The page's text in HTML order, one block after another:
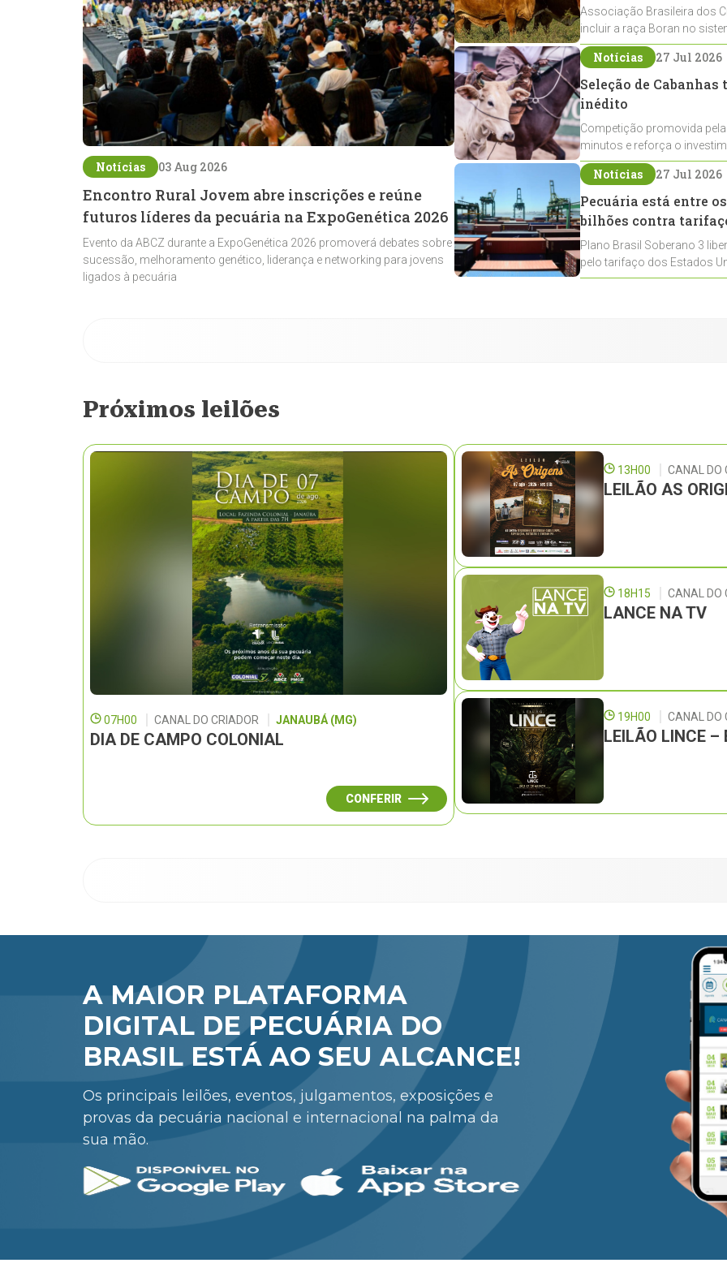
Notícias 03 Aug 2026
Encontro Rural Jovem abre inscrições e reúne
futuros líderes da pecuária na ExpoGenética 2026
Evento da ABCZ durante a ExpoGenética 2026 promoverá debates sobre
sucessão, melhoramento genético, liderança e networking para jovens
ligados à pecuária
Associação Brasileira dos
incluir a raça Boran no
expansão na pecuária
Notícias 27 Jul 2026
Seleção de
inédito
Competição promovida
minutos e reforça o
Crioulos voltados ao laço
Notícias 27 Jul 2026
Pecuária está entre
bilhões contra
Plano Brasil Soberano 3
pelo tarifaço dos Estados
contemplados
Próximos leilões
07H00 CANAL DO CRIADOR JANAUBÁ (MG)
DIA DE CAMPO COLONIAL
CONFERIR
13H00 CANAL DO
LEILÃO AS
18H15 CANAL DO
LANCE NA TV
19H00 CANAL DO
LEILÃO LINCE –
A MAIOR PLATAFORMA
DIGITAL DE PECUÁRIA DO
BRASIL ESTÁ AO SEU ALCANCE!
Os principais leilões, eventos, julgamentos, exposições e
provas da pecuária nacional e internacional na palma da
sua mão.